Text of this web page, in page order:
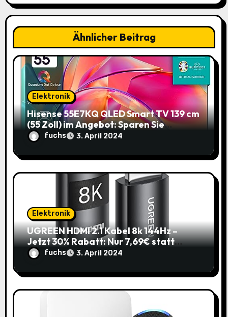
i
g
a
t
o
Ähnlicher Beitrag
Elektronik
Hisense 55E7KQ QLED Smart TV 139 cm
(55 Zoll) im Angebot: Sparen Sie
145,85€!
fuchs 3. April 2024
Elektronik
UGREEN HDMI 2.1 Kabel 8k 144Hz –
Jetzt 30% Rabatt: Nur 7,69€ statt
10,99€
fuchs 3. April 2024